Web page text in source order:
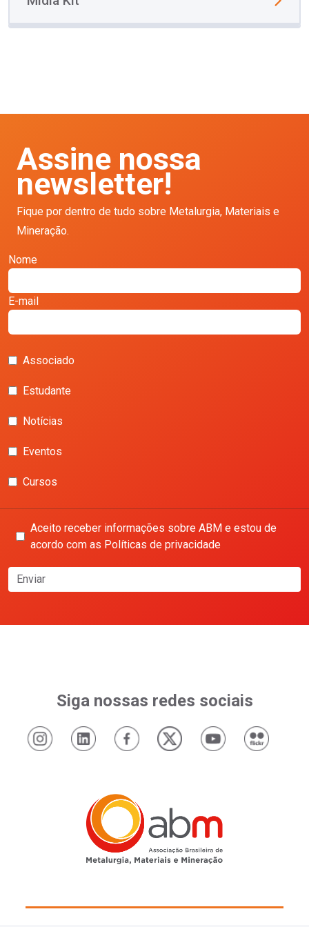
Assine nossa
newsletter!
Fique por dentro de tudo sobre Metalurgia, Materiais e
Mineração.
Nome
E-mail
Associado
Estudante
Notícias
Eventos
Cursos
Aceito receber informações sobre ABM e estou de
acordo com as Políticas de privacidade
Enviar
Siga nossas redes sociais